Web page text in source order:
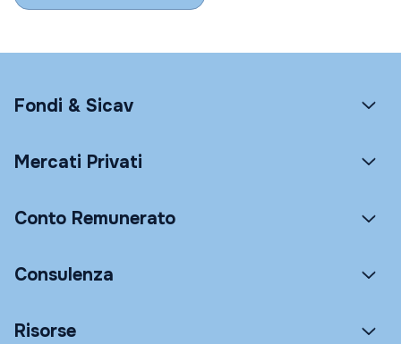
Fondi & Sicav
Mercati Privati
Conto Remunerato
Consulenza
Risorse